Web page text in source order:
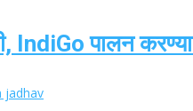
IndiGo पालन
jadhav